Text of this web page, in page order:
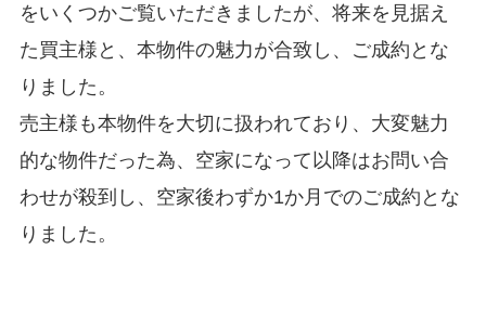
をいくつかご覧いただきましたが、将来を見据え
た買主様と、本物件の魅力が合致し、ご成約とな
りました。
売主様も本物件を大切に扱われており、大変魅力
的な物件だった為、空家になって以降はお問い合
わせが殺到し、空家後わずか1か月でのご成約とな
りました。